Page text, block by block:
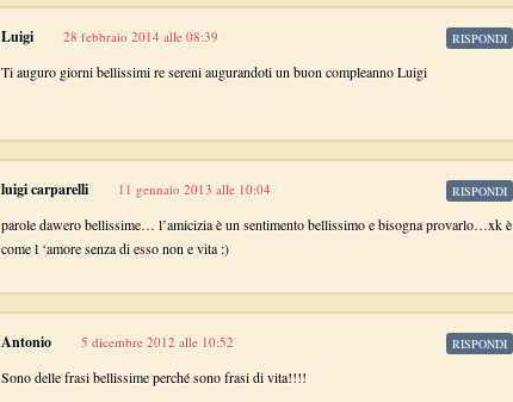
Luigi 28 febbraio 2014 alle 08:39
Ti auguro giorni bellissimi re sereni augurandoti un buon compleanno Luigi
RISPONDI
luigi carparelli 11 gennaio 2013 alle 10:04
parole dawero bellissime… l’amicizia è un sentimento bellissimo e bisogna provarlo…xk è
come l ‘amore senza di esso non e vita :)
RISPONDI
Antonio 5 dicembre 2012 alle 10:52
Sono delle frasi bellissime perché sono frasi di vita!!!!
RISPONDI